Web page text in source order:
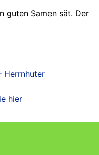
guten Samen sät. Der
Herrnhuter
hier